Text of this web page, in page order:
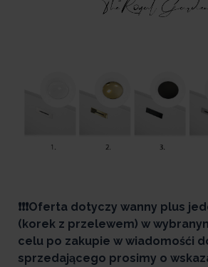
❗❗❗Oferta dotyczy wanny plus
(korek z przelewem) w
celu po zakupie w wiadomośći
sprzedającego prosimy o